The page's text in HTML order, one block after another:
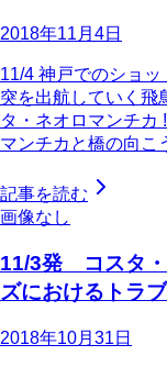
2018年11月4日
11/4 神戸でのショッ
突を出航していく飛
タ・ネオロマンチカ
マンチカと橋の向
記事を読む
画像なし
11/3発 コスタ
ズにおけるトラ
2018年10月31日